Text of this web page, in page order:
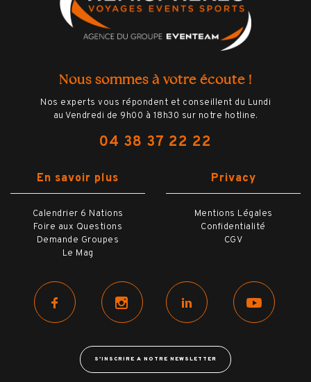
Nous sommes à votre écoute !
Nos experts vous répondent et conseillent du Lundi
au Vendredi de 9h00 à 18h30 sur notre hotline.
04 38 37 22 22
En savoir plus
Calendrier 6 Nations
Foire aux Questions
Demande Groupes
Le Mag
Privacy
Mentions Légales
Confidentialité
CGV
S'INSCRIRE A NOTRE NEWSLETTER